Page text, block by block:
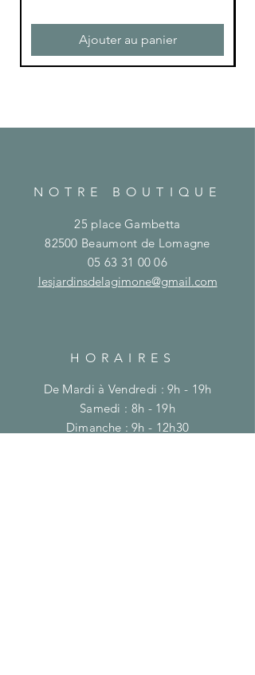
Ajouter au panier
NOTRE BOUTIQUE
25 place Gambetta
82500 Beaumont de Lomagne
05 63 31 00 06
lesjardinsdelagimone@gmail.com
HORAIRES
De Mardi à Vendredi : 9h - 19h
​​Samedi : 8h - 19h
​Dimanche : 9h - 12h30